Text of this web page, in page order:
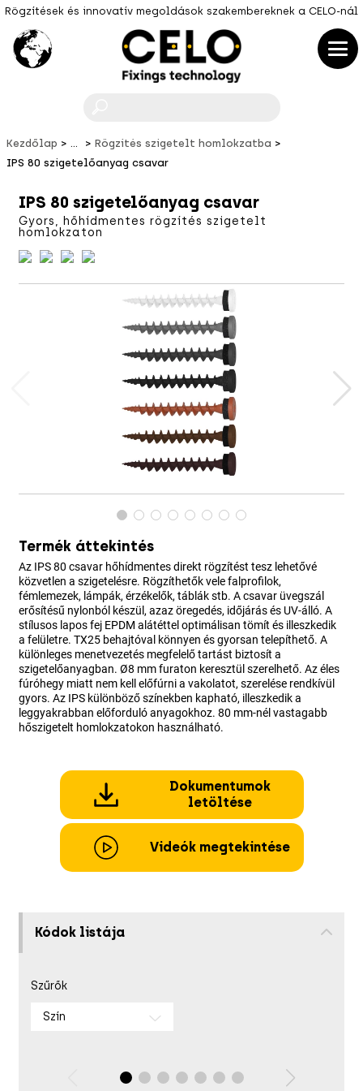
Rögzítések és innovatív megoldások szakembereknek a CELO-nál
Kezdőlap ...
Rögzítés szigetelt homlokzatba
IPS 80 szigetelőanyag csavar
IPS 80 szigetelőanyag csavar
Gyors, hőhídmentes rögzítés szigetelt
homlokzaton
Termék áttekintés
Az IPS 80 csavar hőhídmentes direkt rögzítést tesz lehetővé
közvetlen a szigetelésre. Rögzíthetők vele falprofilok,
fémlemezek, lámpák, érzékelők, táblák stb. A csavar üvegszál
erősítésű nylonból készül, azaz öregedés, időjárás és UV-álló. A
stílusos lapos fej EPDM alátéttel optimálisan tömít és illeszkedik
a felületre. TX25 behajtóval könnyen és gyorsan telepíthető. A
különleges menetvezetés megfelelő tartást biztosít a
szigetelőanyagban. Ø8 mm furaton keresztül szerelhető. Az éles
fúróhegy miatt nem kell előfúrni a vakolatot, szerelése rendkívül
gyors. Az IPS különböző színekben kapható, illeszkedik a
leggyakrabban előforduló anyagokhoz. 80 mm-nél vastagabb
hőszigetelt homlokzatokon használható.
Dokumentumok
letöltése
Videók megtekintése
Kódok listája
Szűrők
Szín